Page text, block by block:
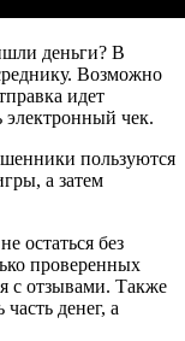
деньги? В
Возможно
идет
чек.
пользуются
а затем
остаться без
проверенных
с отзывами. Также
денег, а